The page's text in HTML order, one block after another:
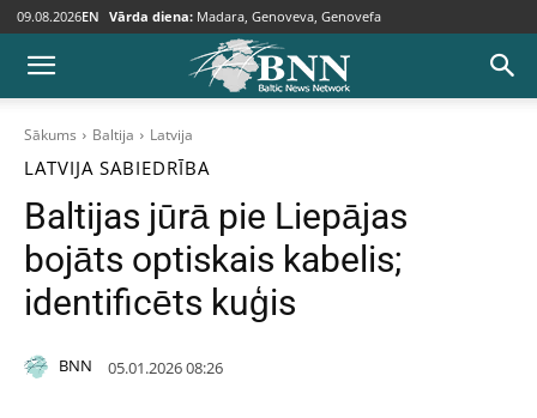
09.08.2026EN Vārda diena: Madara, Genoveva, Genovefa
Sākums Baltija Latvija
LATVIJA SABIEDRĪBA
Baltijas jūrā pie Liepājas
bojāts optiskais kabelis;
identificēts kuģis
BNN 05.01.2026 08:26